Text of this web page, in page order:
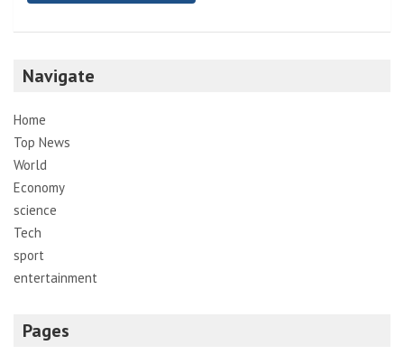
Navigate
Home
Top News
World
Economy
science
Tech
sport
entertainment
Pages